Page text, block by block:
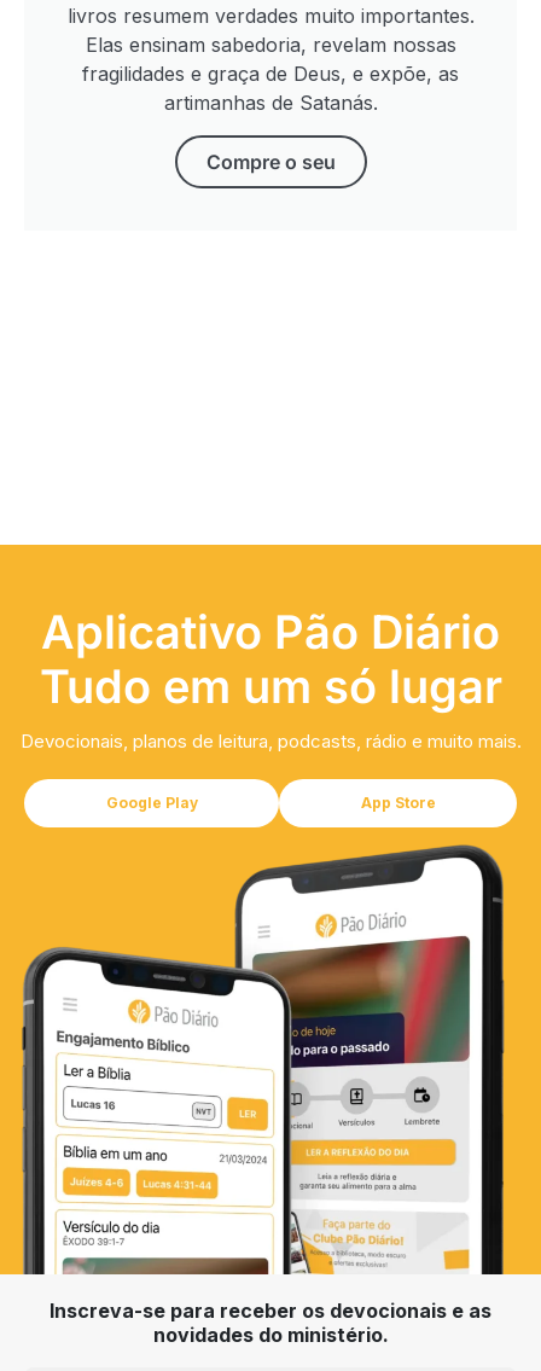
livros resumem verdades muito importantes.
Elas ensinam sabedoria, revelam nossas
fragilidades e graça de Deus, e expõe, as
artimanhas de Satanás.
Compre o seu
Aplicativo Pão Diário
Tudo em um só lugar
Devocionais, planos de leitura, podcasts, rádio e muito mais.
Google Play App Store
Inscreva-se para receber os devocionais e as
novidades do ministério.